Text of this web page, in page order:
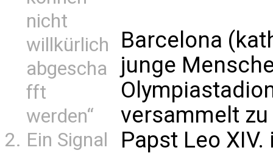
nicht
willkürlich
abgescha
fft
werden“
Ein Signal
Barcelona
junge
versammelt
Papst Leo